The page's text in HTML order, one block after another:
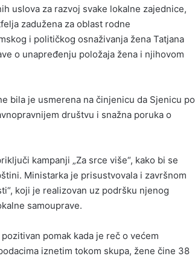
uslova za razvoj svake lokalne zajednice,
zadužena za oblast rodne
i političkog osnaživanja žena Tatjana
o unapređenju položaja žena i njihovom
bila je usmerena na činjenicu da Sjenicu po
društvu i snažna poruka o
kampanji „Za srce više“, kako bi se
Ministarka je prisustvovala i završnom
koji je realizovan uz podršku njenog
samouprave.
pomak kada je reč o većem
iznetim tokom skupa, žene čine 38